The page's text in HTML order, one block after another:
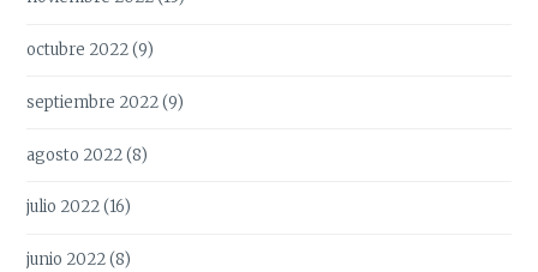
octubre 2022(9)
septiembre 2022(9)
agosto 2022(8)
julio 2022(16)
junio 2022(8)